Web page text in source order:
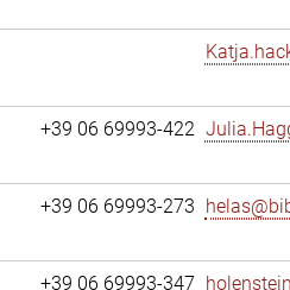
+39 06 69993-422
+39 06 69993-273
+39 06 69993-347